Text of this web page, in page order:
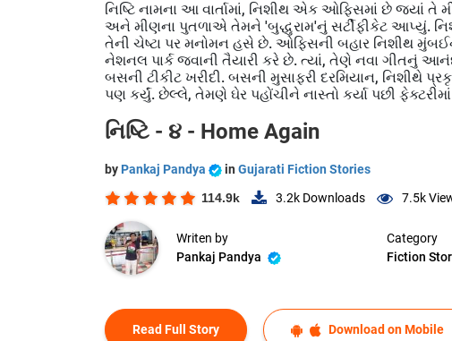
નિષ્ટિ નામના આ વાર્તામાં, નિશીથ એક ઓફિસમાં છે જ્યાં
અને મીણના પુતળાએ તેમને 'બુદ્ધુરામ'નું સર્ટીફીકેટ આપ્યું.
તેની ચેષ્ટા પર મનોમન હસે છે. ઓફિસની બહાર નિશીથ
નેશનલ પાર્ક જવાની તૈયારી કરે છે. ત્યાં, તેણે નવા ગીતનું
બસની ટીકીટ ખરીદી. બસની મુસાફરી દરમિયાન, નિશીથે
પણ કર્યું. છેલ્લે, તેમણે ઘેર પહોંચીને નાસ્તો કર્યા પછી
નિષ્ટિ - ૪ - Home Again
by Pankaj Pandya in Gujarati Fiction Stories
114.9k 3.2k Downloads 7.5k
Writen by
Pankaj Pandya
Category
Fiction
Read Full Story Download on Mobile